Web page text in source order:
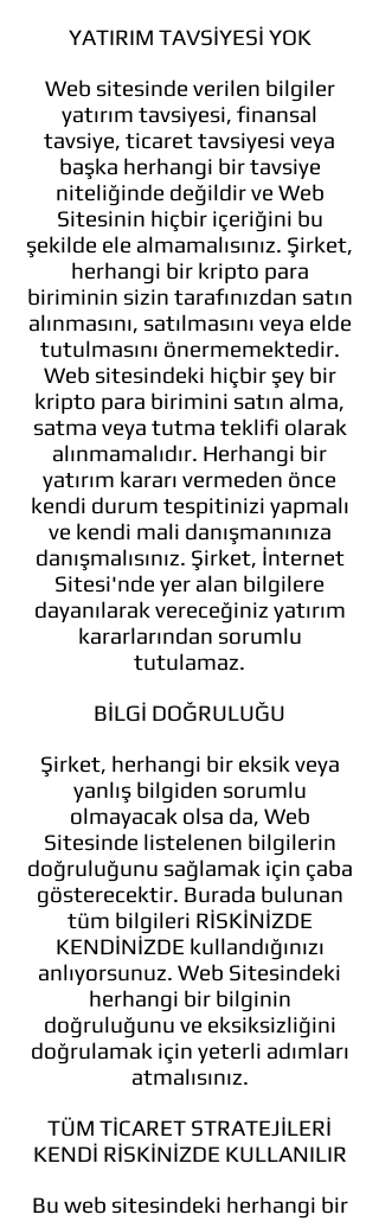
YATIRIM TAVSİYESİ YOK
Web sitesinde verilen bilgiler
yatırım tavsiyesi, finansal
tavsiye, ticaret tavsiyesi veya
başka herhangi bir tavsiye
niteliğinde değildir ve Web
Sitesinin hiçbir içeriğini bu
şekilde ele almamalısınız. Şirket,
herhangi bir kripto para
biriminin sizin tarafınızdan satın
alınmasını, satılmasını veya elde
tutulmasını önermemektedir.
Web sitesindeki hiçbir şey bir
kripto para birimini satın alma,
satma veya tutma teklifi olarak
alınmamalıdır. Herhangi bir
yatırım kararı vermeden önce
kendi durum tespitinizi yapmalı
ve kendi mali danışmanınıza
danışmalısınız. Şirket, İnternet
Sitesi'nde yer alan bilgilere
dayanılarak vereceğiniz yatırım
kararlarından sorumlu
tutulamaz.
BİLGİ DOĞRULUĞU
Şirket, herhangi bir eksik veya
yanlış bilgiden sorumlu
olmayacak olsa da, Web
Sitesinde listelenen bilgilerin
doğruluğunu sağlamak için çaba
gösterecektir. Burada bulunan
tüm bilgileri RİSKİNİZDE
KENDİNİZDE kullandığınızı
anlıyorsunuz. Web Sitesindeki
herhangi bir bilginin
doğruluğunu ve eksiksizliğini
doğrulamak için yeterli adımları
atmalısınız.
TÜM TİCARET STRATEJİLERİ
KENDİ RİSKİNİZDE KULLANILIR
Bu web sitesindeki herhangi bir